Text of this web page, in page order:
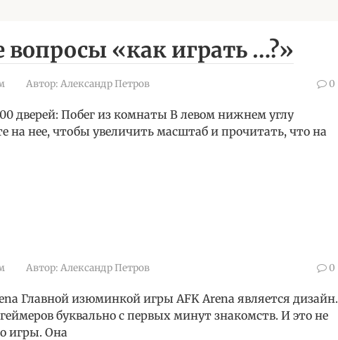
вопросы «как играть …?»
Автор: Александр Петров 0
дверей: Побег из комнаты В левом нижнем углу
на нее, чтобы увеличить масштаб и прочитать, что на
Автор: Александр Петров 0
Главной изюминкой игры AFK Arena является дизайн.
буквально с первых минут знакомств. И это не
игры. Она